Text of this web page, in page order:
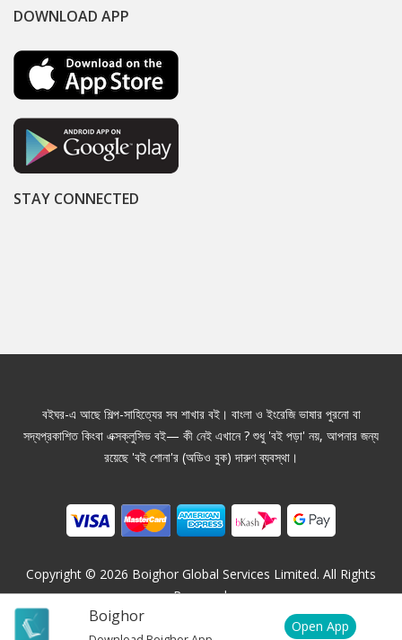
Boighor
Open App
DOWNLOAD APP
STAY CONNECTED
বইঘর-এ আছে শিল্প-সাহিত্যের সব শাখার বই। বাংলা ও ইংরেজি ভাষার পুরনো বা
সদ্যপ্রকাশিত কিংবা এক্সক্লুসিভ বই— কী নেই এখানে ? শুধু 'বই পড়া' নয়, আপনার জন্য
রয়েছে 'বই শোনা'র (অডিও বুক) দারুণ ব্যবস্থা।
Copyright © 2026 Boighor Global Services Limited. All Rights
Reserved.